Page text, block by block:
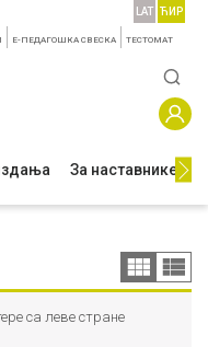
Е-ПЕДАГОШКА СВЕСКА TЕСТОМАТ
LAT ЋИР
За наставнике
са леве стране